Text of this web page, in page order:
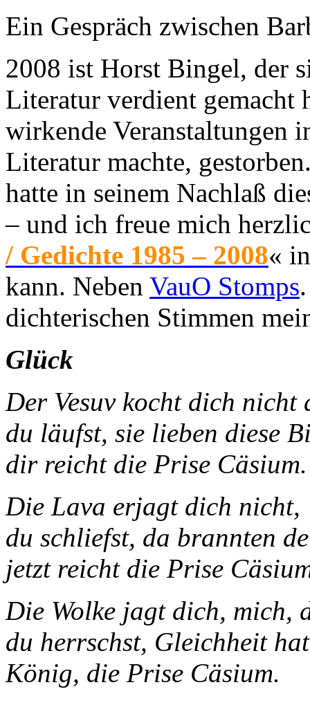
Ein Gespräch zwischen
2008 ist Horst Bingel, der
Literatur verdient gemacht
wirkende Veranstaltungen
Literatur machte,
hatte in seinem Nachlaß
– und ich freue mich
/ Gedichte 1985 – 2008«
kann. Neben VauO Stomps
dichterischen Stimmen
Glück
Der Vesuv kocht
du läufst, sie lieben diese
dir reicht die Prise Cäsium.
Die Lava erjagt dich nicht,
du schliefst, da brannten
jetzt reicht die Prise
Die Wolke jagt dich, mich,
du herrschst, Gleichheit
König, die Prise Cäsium.